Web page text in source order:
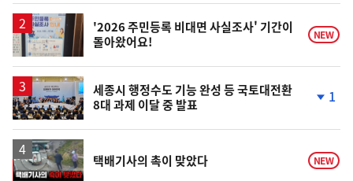
상
승
'2026 주민등록 비대면 사실조사' 기간이
돌아왔어요!
NEW
세종시 행정수도 기능 완성 등 국토대전환
8대 과제 이달 중 발표
하
락
1
영
상
택배기사의 촉이 맞았다 NEW